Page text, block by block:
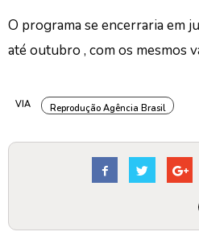
O programa se encerraria em
até outubro , com os mesmos
VIA Reprodução Agência Brasil